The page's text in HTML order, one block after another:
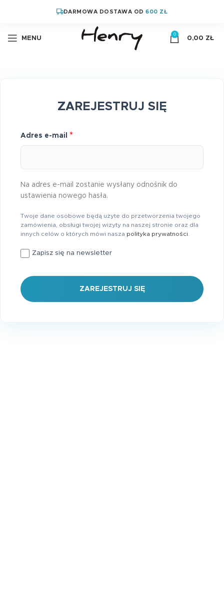
DARMOWA DOSTAWA OD600 ZŁ
MENU
0
0,00 ZŁ
ZAREJESTRUJ SIĘ
Adres e-mail *
Na adres e-mail zostanie wysłany odnośnik do
ustawienia nowego hasła.
Twoje dane osobowe będą użyte do przetworzenia twojego
zamówienia, obsługi twojej wizyty na naszej stronie oraz dla
innych celów o których mówi nasza polityka prywatności
Zapisz się na newsletter
ZAREJESTRUJ SIĘ